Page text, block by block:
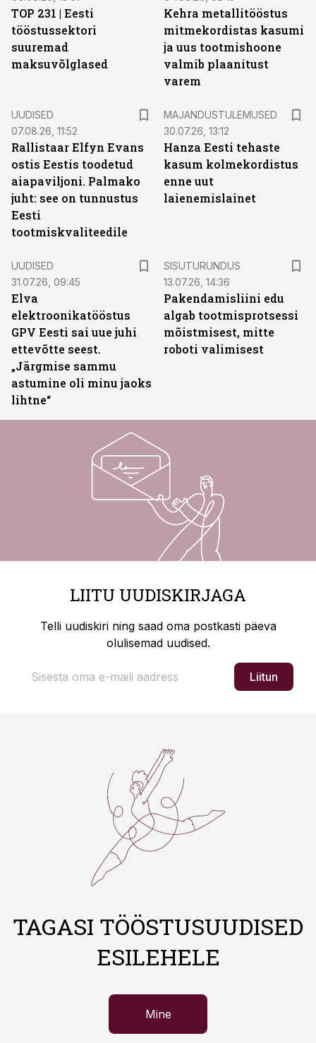
TOP 231 | Eesti
tööstussektori
suuremad
maksuvõlglased
Kehra metallitööstus
mitmekordistas kasumi
ja uus tootmishoone
valmib plaanitust
varem
UUDISED
07.08.26, 11:52
Rallistaar Elfyn Evans
ostis Eestis toodetud
aiapaviljoni. Palmako
juht: see on tunnustus
Eesti
tootmiskvaliteedile
MAJANDUSTULEMUSED
30.07.26, 13:12
Hanza Eesti tehaste
kasum kolmekordistus
enne uut
laienemislainet
UUDISED
31.07.26, 09:45
Elva
elektroonikatööstus
GPV Eesti sai uue juhi
ettevõtte seest.
„Järgmise sammu
astumine oli minu jaoks
lihtne“
SISUTURUNDUS
13.07.26, 14:36
Pakendamisliini edu
algab tootmisprotsessi
mõistmisest, mitte
roboti valimisest
LIITU UUDISKIRJAGA
Telli uudiskiri ning saad oma postkasti päeva
olulisemad uudised.
Liitun
TAGASI TÖÖSTUSUUDISED
ESILEHELE
Mine